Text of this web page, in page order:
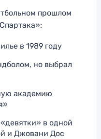
прошлом
в 1989 году
но выбрал
академию
в одной
и Джовани Дос